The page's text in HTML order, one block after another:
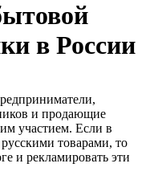
в России
и продающие
участием. Если в
товарами, то
и рекламировать эти